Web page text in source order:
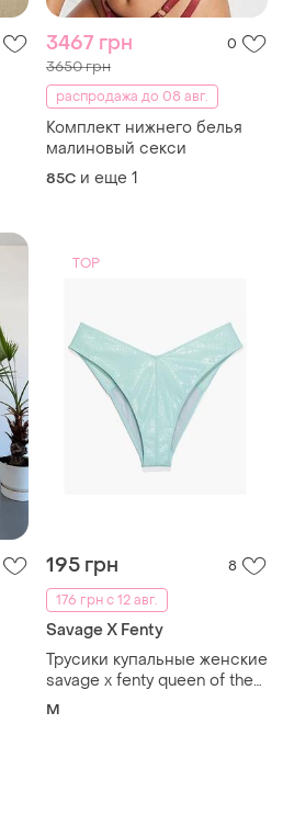
3467 грн 0
3650 грн
распродажа до 08 авг.
Комплект нижнего белья
малиновый секси
85C и еще 1
TOP
195 грн
8
176 грн с 12 авг.
Savage X Fenty
Трусики купальные женские
savage x fenty queen of the
galaxy cheeky m мятные
M